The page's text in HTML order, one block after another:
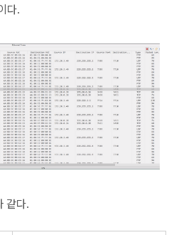
다.
같다.